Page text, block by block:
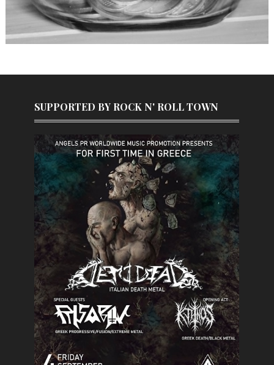
SUPPORTED BY ROCK N' ROLL TOWN